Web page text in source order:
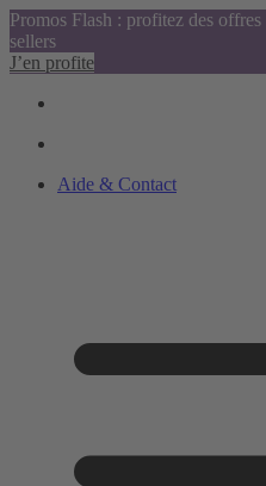
Promos Flash : profitez des
sellers
J’en profite
Aide & Contact